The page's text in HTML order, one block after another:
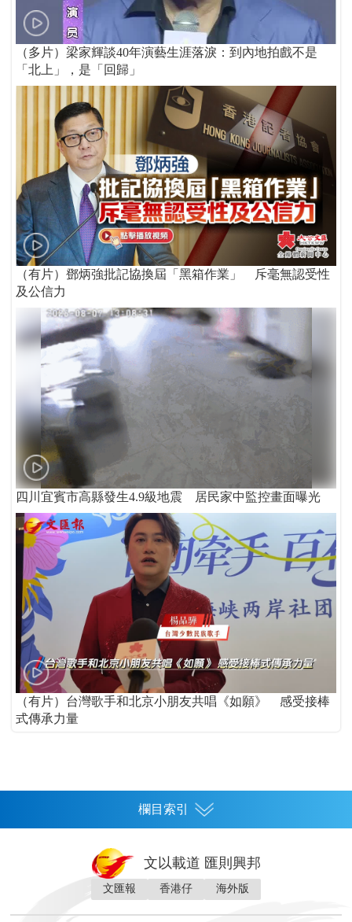
（多片）梁家輝談40年演藝生涯落淚：到內地拍戲不是
「北上」，是「回歸」
（有片）鄧炳強批記協換屆「黑箱作業」 斥毫無認受性
及公信力
四川宜賓市高縣發生4.9級地震 居民家中監控畫面曝光
（有片）台灣歌手和北京小朋友共唱《如願》 感受接棒
式傳承力量
欄目索引
灣區人
文以載道 匯則興邦
文匯報 香港仔 海外版